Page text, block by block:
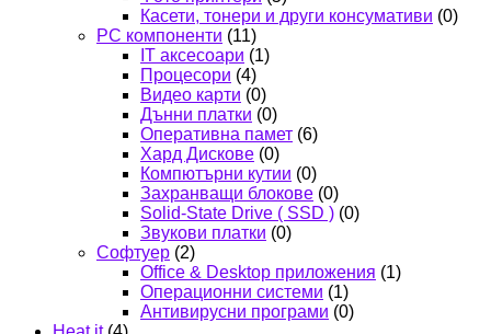
Касети, тонери и други консумативи (0)
PC компоненти (11)
IT аксесоари (1)
Процесори (4)
Видео карти (0)
Дънни платки (0)
Оперативна памет (6)
Хард Дискове (0)
Компютърни кутии (0)
Захранващи блокове (0)
Solid-State Drive ( SSD ) (0)
Звукови платки (0)
Софтуер (2)
Office & Desktop приложения (1)
Операционни системи (1)
Антивирусни програми (0)